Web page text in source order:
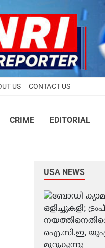
US CONTACT US
CRIME EDITORIAL
USA NEWS